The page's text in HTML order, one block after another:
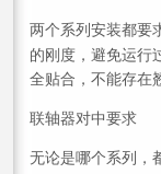
两个系列安装都要
的刚度，避免运行
全贴合，不能存在
联轴器对中要求
无论是哪个系列，